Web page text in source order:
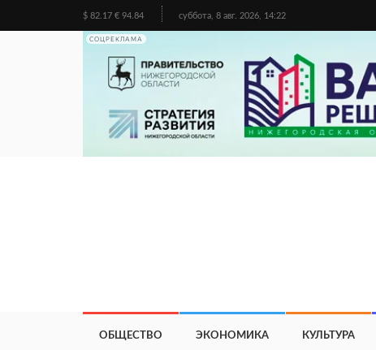
$ 82.17 € 94.84 суббота, 8 авг. 2026, 14:22
СОЦРЕКЛАМА
ОБЩЕСТВО ЭКОНОМИКА КУЛЬТУРА